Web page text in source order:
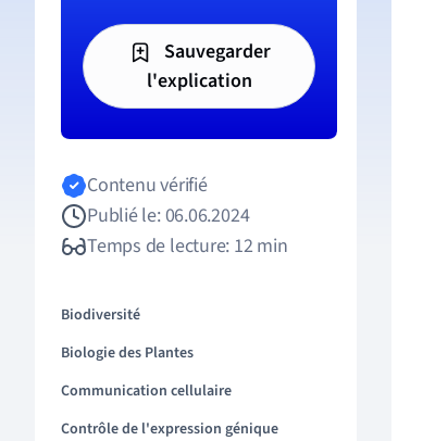
Sauvegarder
l'explication
Contenu vérifié
Publié le: 06.06.2024
Temps de lecture: 12 min
Biodiversité
Biologie des Plantes
Communication cellulaire
Contrôle de l'expression génique